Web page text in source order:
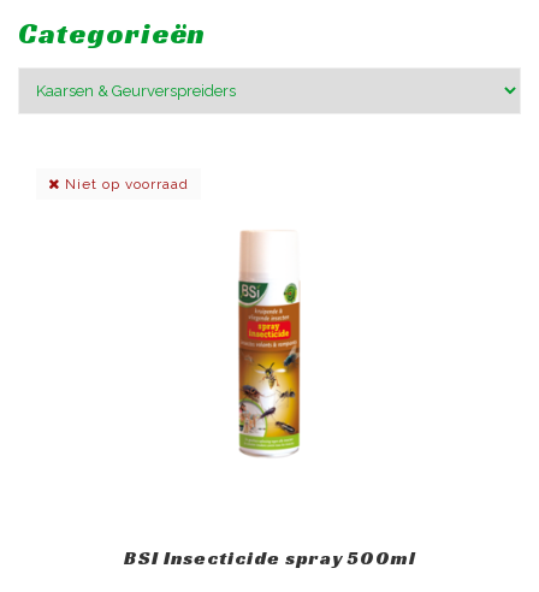
Categorieën
Niet op voorraad
BSI Insecticide spray 500ml